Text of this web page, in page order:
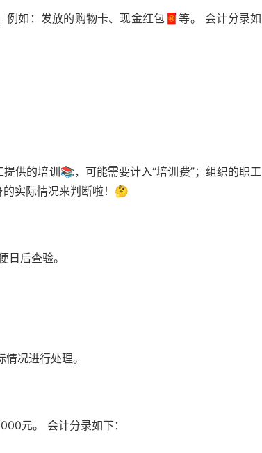
例如：发放的购物卡、现金红包🧧等。 会计分录如
供的培训📚，可能需要计入“培训费”；组织的职工
的实际情况来判断啦！🤔
后查验。
况进行处理。
元。 会计分录如下：